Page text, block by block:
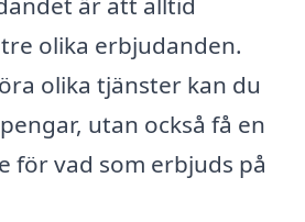
olika erbjudanden.
olika tjänster kan du
utan också få en
för vad som erbjuds på